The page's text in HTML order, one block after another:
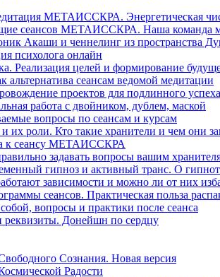
МЕТАИССКРА. Энергетическая
сеансов МЕТАИССКРА. Наша команда
Акаши и ченнелинг из пространства
психолога онлайн
Реализация целей и формирование
альтернатива сеансам ведомой медитации
проектов для подлинного успеха
работа с двойником, дублем, маской
вопросы по сеансам и курсам
их роли. Кто такие хранители и чем они
к сеансу МЕТАИССКРА
задавать вопросы вашим
гипноз и активный транс. О
зависимости и можно ли от них
сеансов. Практическая польза
вопросы и практики после сеанса
реквизиты. Донейшн по сердцу
Сознания. Новая версия
Радости